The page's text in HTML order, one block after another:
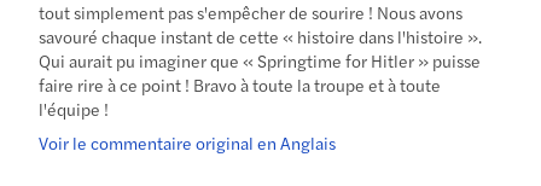
tout simplement pas s'empêcher de sourire ! Nous avons
savouré chaque instant de cette « histoire dans l'histoire ».
Qui aurait pu imaginer que « Springtime for Hitler » puisse
faire rire à ce point ! Bravo à toute la troupe et à toute
l'équipe !
Voir le commentaire original en Anglais